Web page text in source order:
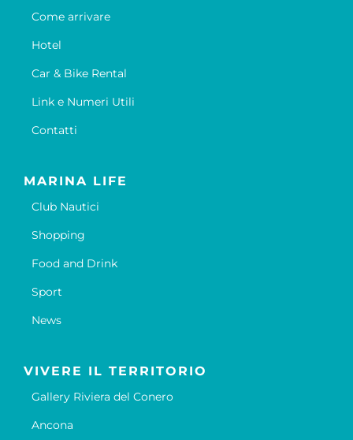
Come arrivare
Hotel
Car & Bike Rental
Link e Numeri Utili
Contatti
MARINA LIFE
Club Nautici
Shopping
Food and Drink
Sport
News
VIVERE IL TERRITORIO
Gallery Riviera del Conero
Ancona